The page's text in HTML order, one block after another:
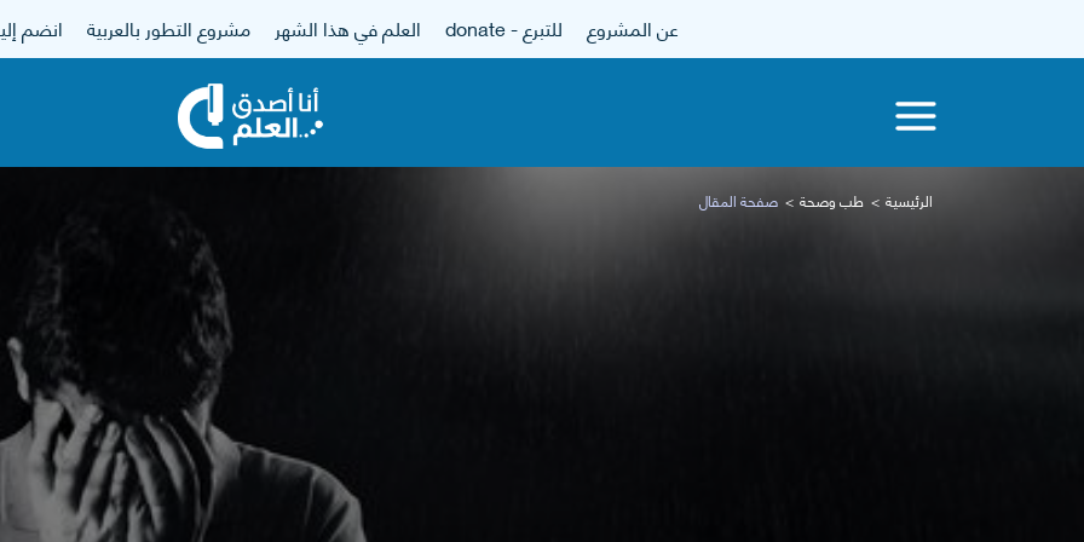
عن المشروع للتبرع - donate العلم في هذا الشهر مشروع التطور بالعربية انضم
الرئيسية طب وصحة صفحة المقال